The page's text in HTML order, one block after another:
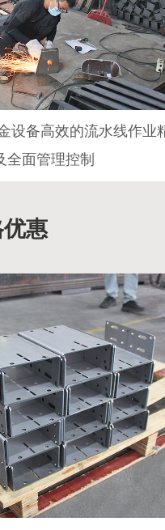
设备高效的流水线作业
全面管理控制
惠